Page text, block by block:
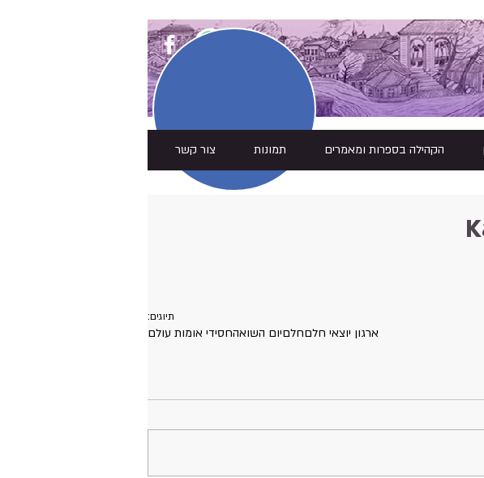
הקהילה בספרות ומאמרים תמונות צור קשר
תיוגים:
ארגון יוצאי חלםחלםיום השואהחסידי אומות עולם